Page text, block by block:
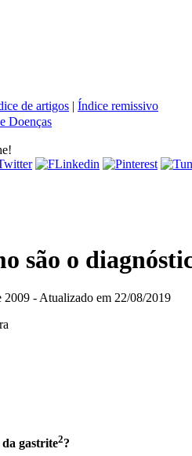
de artigos | Índice remissivo
Doenças
são o
2009 - Atualizado em 22/08/2019
da gastrite2?